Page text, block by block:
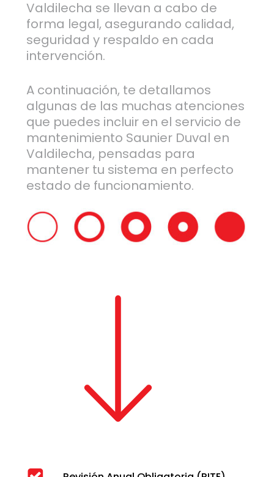
Valdilecha se llevan a cabo de
forma legal, asegurando calidad,
seguridad y respaldo en cada
intervención.
A continuación, te detallamos
algunas de las muchas atenciones
que puedes incluir en el servicio de
mantenimiento Saunier Duval en
Valdilecha, pensadas para
mantener tu sistema en perfecto
estado de funcionamiento.